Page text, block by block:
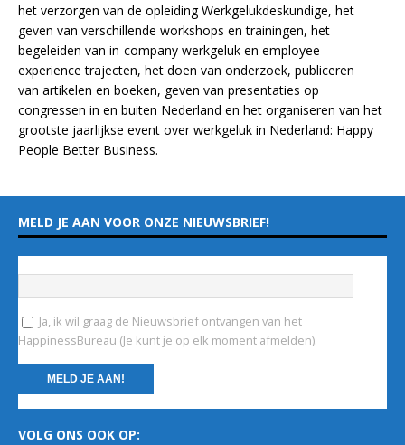
het verzorgen van de opleidingWerkgelukdeskundige, het
geven van verschillende workshops en trainingen, het
begeleiden van in-company werkgeluk en employee
experiencetrajecten, het doen van onderzoek, publiceren
van artikelen en boeken, geven van presentaties op
congressen in en buiten Nederland en het organiseren van het
grootste jaarlijkse event over werkgeluk in Nederland: Happy
People Better Business.
MELD JE AAN VOOR ONZE NIEUWSBRIEF!
Ja, ik wil graag de Nieuwsbrief ontvangen van het
HappinessBureau (Je kunt je op elk moment afmelden).
o
VOLG ONS OOK OP: